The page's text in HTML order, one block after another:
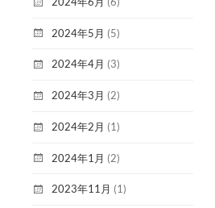
2024年5月 (5)
2024年4月 (3)
2024年3月 (2)
2024年2月 (1)
2024年1月 (2)
2023年11月 (1)